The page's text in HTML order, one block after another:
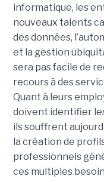
informatique, les
nouveaux talents
des données,
et la gestion
sera pas facile de
recours à des
Quant à leurs
doivent identifier
ils souffrent
la création de
professionnels
ces multiples